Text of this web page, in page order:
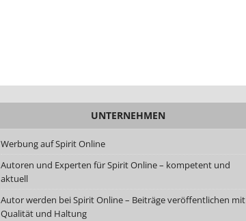
UNTERNEHMEN
Werbung auf Spirit Online
Autoren und Experten für Spirit Online – kompetent und
aktuell
Autor werden bei Spirit Online – Beiträge veröffentlichen mit
Qualität und Haltung